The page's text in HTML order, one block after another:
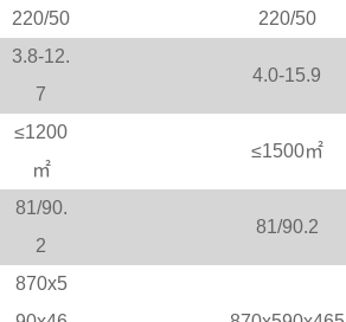
220/50 220/50
3.8-12.
7
4.0-15.9
≤1200
㎡
≤1500㎡
81/90.
2
81/90.2
870x5